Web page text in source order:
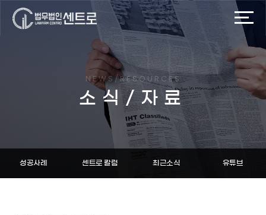
NEWS/RESOURCES
소식/자료
성공사례 센트로 칼럼 최근소식 유튜브